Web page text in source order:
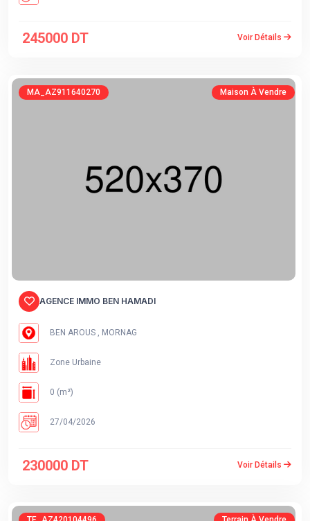
245000 DT Voir Détails
MA_AZ911640270 Maison À Vendre
AGENCE IMMO BEN HAMADI
BEN AROUS , MORNAG
Zone Urbaine
0 (m²)
27/04/2026
230000 DT Voir Détails